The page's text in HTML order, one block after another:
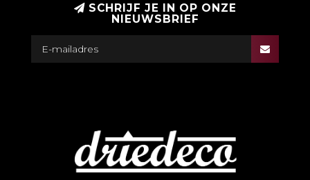
SCHRIJF JE IN OP ONZE
NIEUWSBRIEF